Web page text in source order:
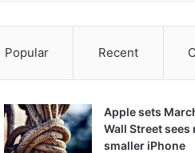
Popular Recent
Apple sets
Wall Street sees
smaller iPhone